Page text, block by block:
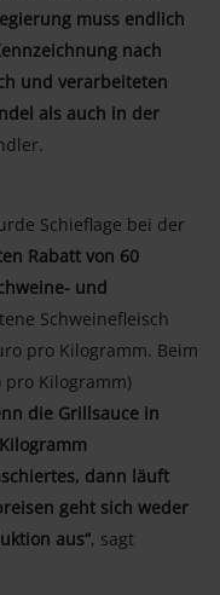
muss endlich
nach
und verarbeiteten
als auch in der
Schieflage bei der
Rabatt von 60
und
Schweinefleisch
pro Kilogramm. Beim
pro Kilogramm)
die Grillsauce in
dann läuft
geht sich weder
aus“, sagt